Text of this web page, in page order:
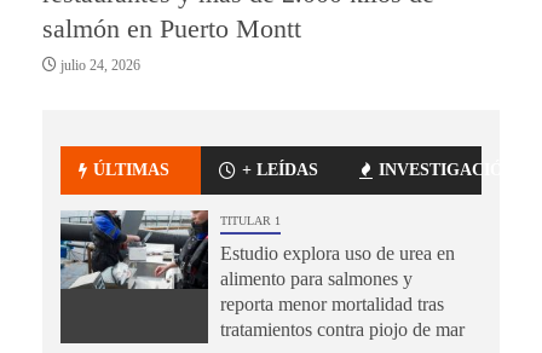
salmón en Puerto Montt
julio 24, 2026
ÚLTIMAS + LEÍDAS INVESTIGACIÓN
TITULAR 1
Estudio explora uso de urea en
alimento para salmones y
reporta menor mortalidad tras
tratamientos contra piojo de mar